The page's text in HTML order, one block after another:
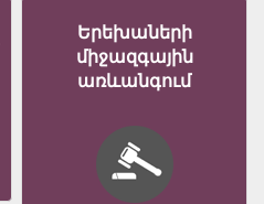
Երեխաների
միջազգային
առևանգում